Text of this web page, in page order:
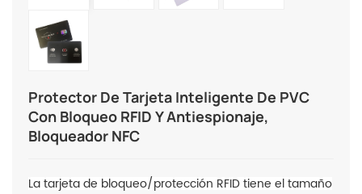
Protector De Tarjeta Inteligente De PVC
Con Bloqueo RFID Y Antiespionaje,
Bloqueador NFC
La tarjeta de bloqueo/protección RFID tiene el tamaño